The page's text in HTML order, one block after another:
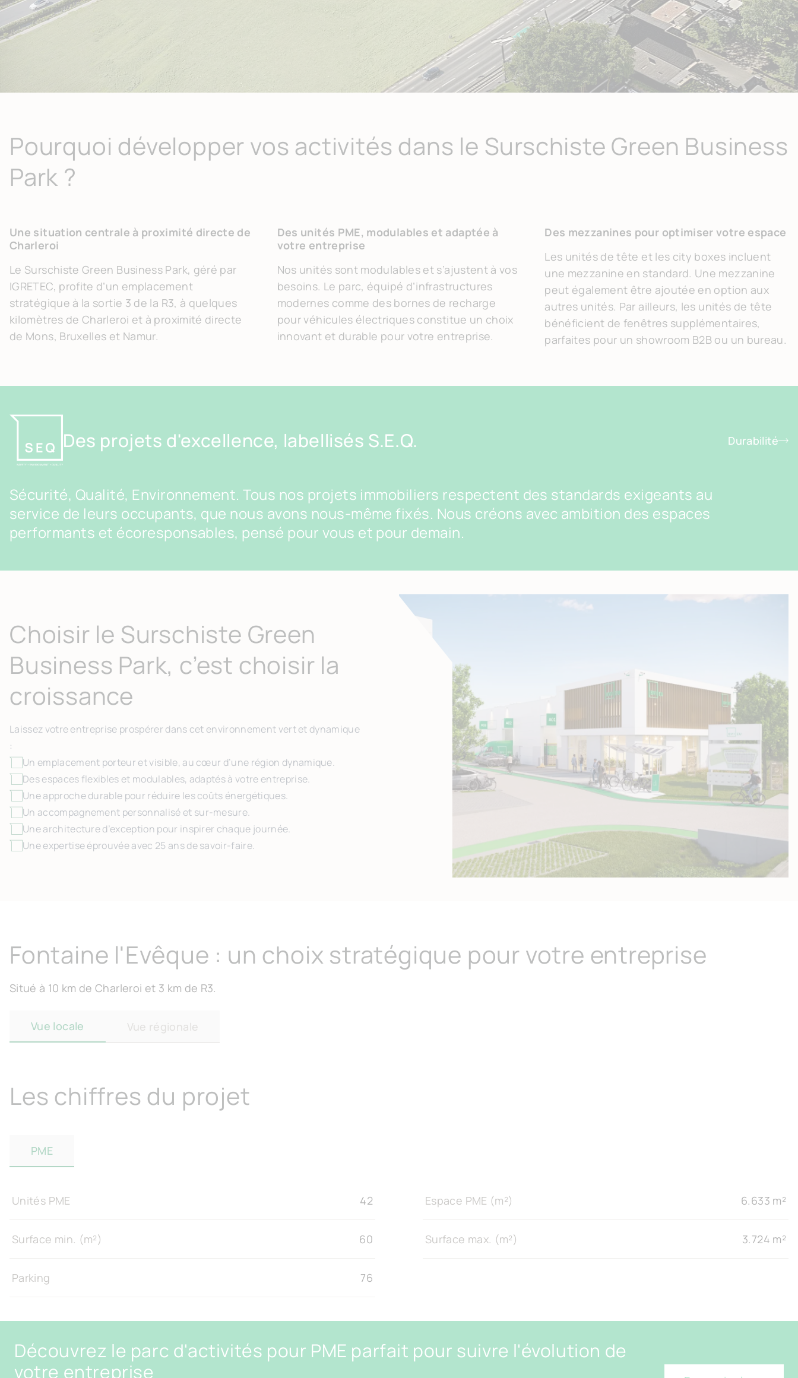
Pourquoi développer vos activités dans le Surschiste Green Business
Park ?
Une situation centrale à proximité directe de
Charleroi
Le Surschiste Green Business Park, géré par
IGRETEC, profite d’un emplacement
stratégique à la sortie 3 de la R3, à quelques
kilomètres de Charleroi et à proximité directe
de Mons, Bruxelles et Namur.
Des unités PME, modulables et adaptée à
votre entreprise
Nos unités sont modulables et s’ajustent à vos
besoins. Le parc, équipé d’infrastructures
modernes comme des bornes de recharge
pour véhicules électriques constitue un choix
innovant et durable pour votre entreprise.
Des mezzanines pour optimiser votre espace
Les unités de tête et les city boxes incluent
une mezzanine en standard. Une mezzanine
peut également être ajoutée en option aux
autres unités. Par ailleurs, les unités de tête
bénéficient de fenêtres supplémentaires,
parfaites pour un showroom B2B ou un bureau.
Des projets d'excellence, labellisés S.E.Q.
Sécurité, Qualité, Environnement. Tous nos projets immobiliers respectent des standards exigeants au
service de leurs occupants, que nous avons nous-même fixés. Nous créons avec ambition des espaces
performants et écoresponsables, pensé pour vous et pour demain.
Durabilité
Choisir le Surschiste Green
Business Park, c’est choisir la
croissance
Laissez votre entreprise prospérer dans cet environnement vert et dynamique
:
Un emplacement porteur et visible, au cœur d’une région dynamique.
Des espaces flexibles et modulables, adaptés à votre entreprise.
Une approche durable pour réduire les coûts énergétiques.
Un accompagnement personnalisé et sur-mesure.
Une architecture d’exception pour inspirer chaque journée.
Une expertise éprouvée avec 25 ans de savoir-faire.
Fontaine l'Evêque : un choix stratégique pour votre entreprise
Situé à 10 km de Charleroi et 3 km de R3.
Vue locale Vue régionale
Les chiffres du projet
PME
Unités PME 42 Espace PME (m²) 6.633 m²
Surface min. (m²) 60 Surface max. (m²) 3.724 m²
Parking 76
Découvrez le parc d'activités pour PME parfait pour suivre l'évolution de
votre entreprise